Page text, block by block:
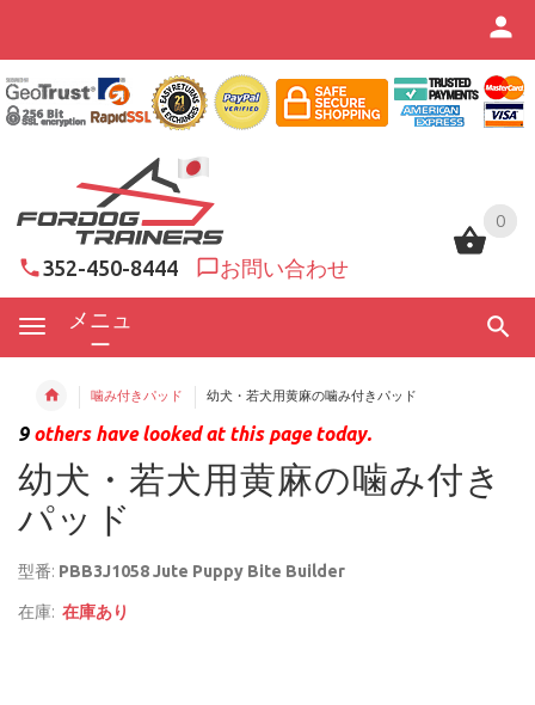
0
352-450-8444 お問い合わせ
メニュ
ー
0
噛み付きパッド 幼犬・若犬用黄麻の噛み付きパッド
9others have looked at this page today.
幼犬・若犬用黄麻の噛み付き
パッド
型番: PBB3J1058 Jute Puppy Bite Builder
在庫: 在庫あり